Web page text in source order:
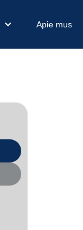
Apie mus